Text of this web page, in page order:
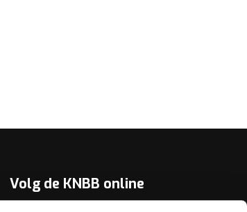
Volg de KNBB online